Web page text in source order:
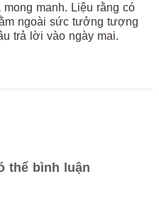
manh. Liệu rằng có
ngoài sức tưởng tượng
trả lời vào ngày mai.
thể bình luận